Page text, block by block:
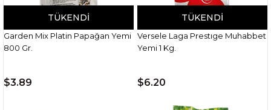
TÜKENDI
Garden Mix Platin Papağan Yemi
800 Gr.
$3.89
TÜKENDI
Versele Laga Prestıge Muhabbet
Yemi 1 Kg.
$6.20